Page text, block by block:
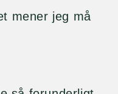
mener jeg må